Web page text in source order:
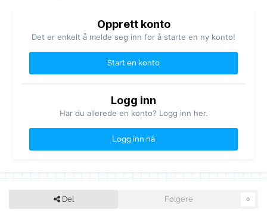
Opprett konto
Det er enkelt å melde seg inn for å starte en ny konto!
Start en konto
Logg inn
Har du allerede en konto? Logg inn her.
Logg inn nå
Del Følgere 0